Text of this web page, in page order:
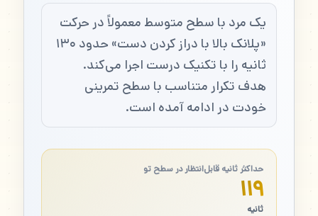
یک مرد با سطح متوسط معمولاً در حرکت
«پلانک بالا با دراز کردن دست» حدود ۱۳۰
ثانیه را با تکنیک درست اجرا می‌کند.
هدف تکرار متناسب با سطح تمرینی
خودت در ادامه آمده است.
حداکثر ثانیه قابل‌انتظار در سطح تو
۱۱۹
ثانیه